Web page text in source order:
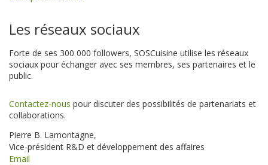
Les réseaux sociaux
Forte de ses 300 000 followers, SOSCuisine utilise les réseaux
sociaux pour échanger avec ses membres, ses partenaires et le
public.
Contactez-nous pour discuter des possibilités de partenariats et
collaborations.
Pierre B. Lamontagne,
Vice-président R&D et développement des affaires
Email